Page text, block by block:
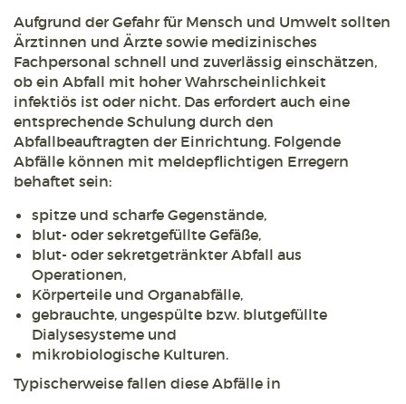
Aufgrund der Gefahr für Mensch und Umwelt sollten
Ärztinnen und Ärzte sowie medizinisches
Fachpersonal schnell und zuverlässig einschätzen,
ob ein Abfall mit hoher Wahrscheinlichkeit
infektiös ist oder nicht. Das erfordert auch eine
entsprechende Schulung durch den
Abfallbeauftragten der Einrichtung. Folgende
Abfälle können mit meldepflichtigen Erregern
behaftet sein:
spitze und scharfe Gegenstände,
blut- oder sekretgefüllte Gefäße,
blut- oder sekretgetränkter Abfall aus
Operationen,
Körperteile und Organabfälle,
gebrauchte, ungespülte bzw. blutgefüllte
Dialysesysteme und
mikrobiologische Kulturen.
Typischerweise fallen diese Abfälle in